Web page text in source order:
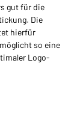
gut für die
Die
hierfür
so eine
Logo-